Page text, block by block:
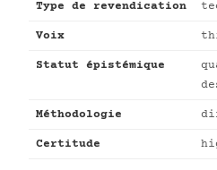
Type de revendication
Voix
Statut épistémique
Méthodologie
Certitude